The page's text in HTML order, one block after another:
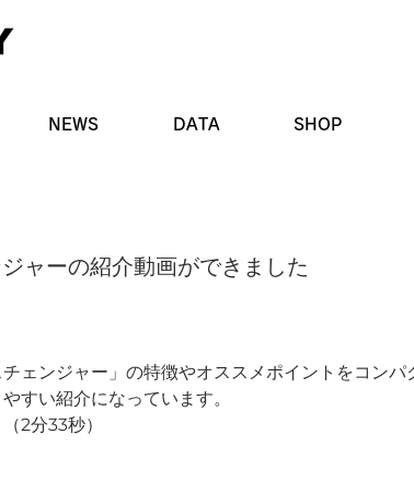
NEWS DATA SHOP
ャーの紹介動画ができました
ェンジャー」の特徴やオススメポイントをコンパ
すい紹介になっています。
2分33秒）